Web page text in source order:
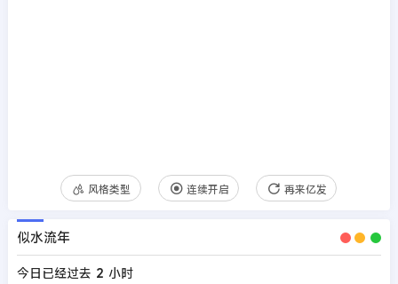
风格类型 连续开启 再来亿发
似水流年
今日已经过去 2 小时